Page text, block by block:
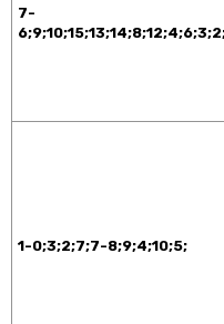
7-
1-0;3;2;7;7-8;9;4;10;5;